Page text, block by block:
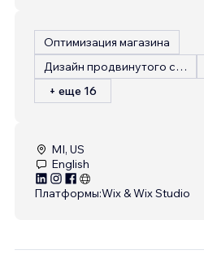
Оптимизация магазина
Дизайн продвинутого сайта
+ еще 16
MI, US
English
Платформы:Wix & Wix Studio